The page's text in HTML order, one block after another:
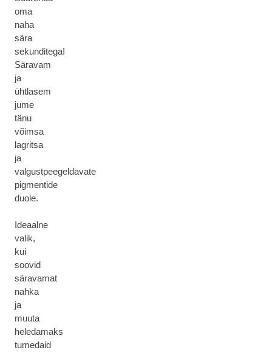
oma
naha
sära
sekunditega!
Säravam
ja
ühtlasem
jume
tänu
võimsa
lagritsa
ja
valgustpeegeldavate
pigmentide
duole.
Ideaalne
valik,
kui
soovid
säravamat
nahka
ja
muuta
heledamaks
tumedaid